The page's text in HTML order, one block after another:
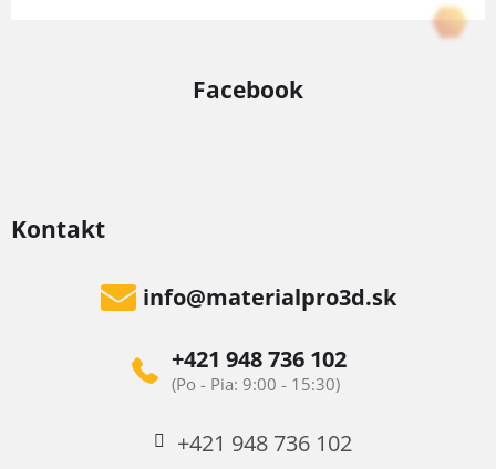
Kontakt
info@materialpro3d.sk
+421 948 736 102
+421 948 736 102
Facebook